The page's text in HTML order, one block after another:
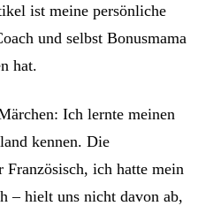
ist meine persönliche
und selbst Bonusmama
hat.
Ich lernte meinen
kennen. Die
Französisch, ich hatte mein
– hielt uns nicht davon ab,